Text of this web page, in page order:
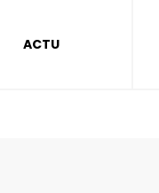
ACTU